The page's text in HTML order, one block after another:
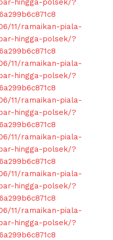
hingga-polsek/?
11/ramaikan-piala-
hingga-polsek/?
11/ramaikan-piala-
hingga-polsek/?
11/ramaikan-piala-
hingga-polsek/?
11/ramaikan-piala-
hingga-polsek/?
11/ramaikan-piala-
hingga-polsek/?
11/ramaikan-piala-
hingga-polsek/?